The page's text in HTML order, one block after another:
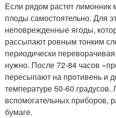
Если рядом растет лимонник
плоды самостоятельно. Для
неповрежденные ягоды,
рассыпают ровным тонким
периодически
нужно. После 72-84 часов
пересыпают на противень и
температуре 50-60 градусов.
вспомогательных приборов,
бумаге.